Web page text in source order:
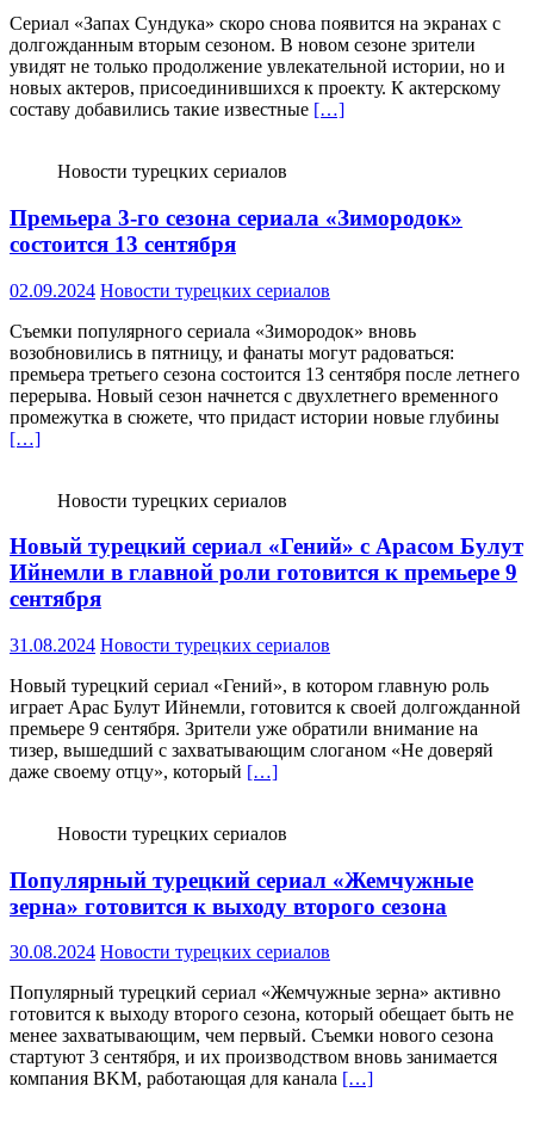
Сериал «Запах Сундука» скоро снова появится на экранах с
долгожданным вторым сезоном. В новом сезоне зрители
увидят не только продолжение увлекательной истории, но и
новых актеров, присоединившихся к проекту. К актерскому
составу добавились такие известные […]
Новости турецких сериалов
Премьера 3-го сезона сериала «Зимородок»
состоится 13 сентября
02.09.2024 Новости турецких сериалов
Съемки популярного сериала «Зимородок» вновь
возобновились в пятницу, и фанаты могут радоваться:
премьера третьего сезона состоится 13 сентября после летнего
перерыва. Новый сезон начнется с двухлетнего временного
промежутка в сюжете, что придаст истории новые глубины
[…]
Новости турецких сериалов
Новый турецкий сериал «Гений» с Арасом Булут
Ийнемли в главной роли готовится к премьере 9
сентября
31.08.2024 Новости турецких сериалов
Новый турецкий сериал «Гений», в котором главную роль
играет Арас Булут Ийнемли, готовится к своей долгожданной
премьере 9 сентября. Зрители уже обратили внимание на
тизер, вышедший с захватывающим слоганом «Не доверяй
даже своему отцу», который […]
Новости турецких сериалов
Популярный турецкий сериал «Жемчужные
зерна» готовится к выходу второго сезона
30.08.2024 Новости турецких сериалов
Популярный турецкий сериал «Жемчужные зерна» активно
готовится к выходу второго сезона, который обещает быть не
менее захватывающим, чем первый. Съемки нового сезона
стартуют 3 сентября, и их производством вновь занимается
компания BKM, работающая для канала […]